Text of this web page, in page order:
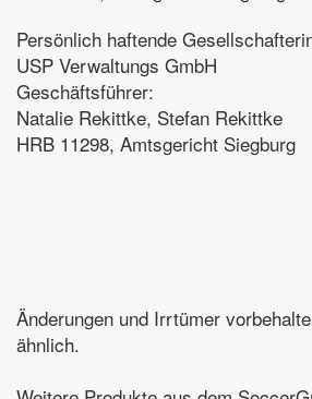
Persönlich haftende
USP Verwaltungs GmbH
Geschäftsführer:
Natalie Rekittke, Stefan Rekittke
HRB 11298, Amtsgericht Siegburg
Änderungen und Irrtümer
ähnlich.